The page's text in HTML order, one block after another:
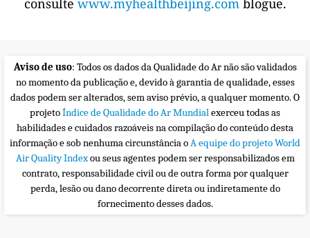
consulte www.myhealthbeijing.com blogue.
Aviso de uso: Todos os dados da Qualidade do Ar não são validados
no momento da publicação e, devido à garantia de qualidade, esses
dados podem ser alterados, sem aviso prévio, a qualquer momento. O
projetoÍndice de Qualidade do Ar Mundialexerceu todas as
habilidades e cuidados razoáveis na compilação do conteúdo desta
informação e sob nenhuma circunstância oA equipe do projeto World
Air Quality Indexou seus agentes podem ser responsabilizados em
contrato, responsabilidade civil ou de outra forma por qualquer
perda, lesão ou dano decorrente direta ou indiretamente do
fornecimento desses dados.